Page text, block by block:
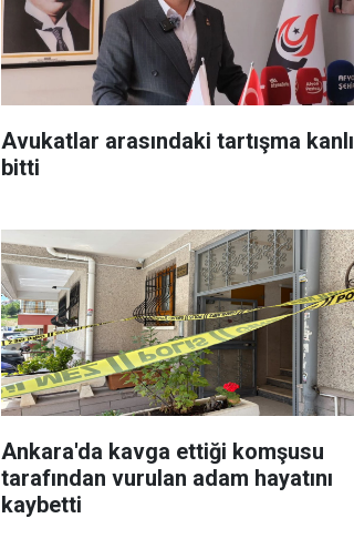
Avukatlar arasındaki tartışma kanlı
bitti
Ankara'da kavga ettiği komşusu
tarafından vurulan adam hayatını
kaybetti